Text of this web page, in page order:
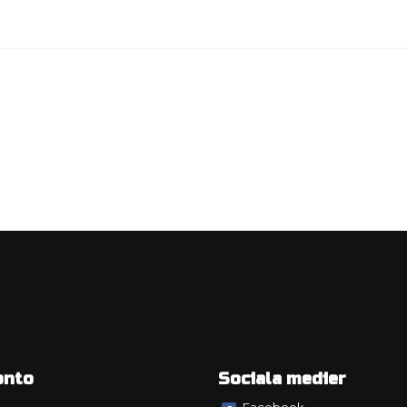
Sociala medier